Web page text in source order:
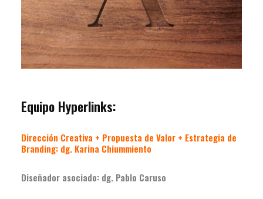
Equipo Hyperlinks:
Dirección Creativa + Propuesta de Valor + Estrategia de
Branding: dg. Karina Chiummiento
Diseñador asociado: dg. Pablo Caruso